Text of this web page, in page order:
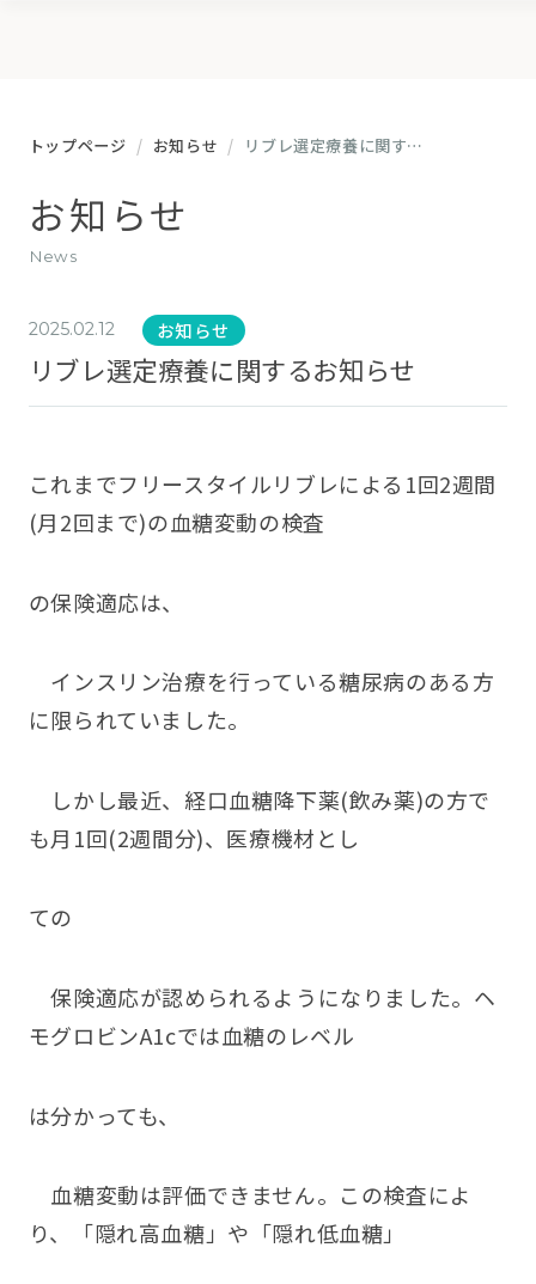
お知らせ
news
トップページ お知らせ リブレ選定療養に関するお知らせ
2025.02.12 お知らせ
リブレ選定療養に関するお知らせ
これまでフリースタイルリブレによる1回2週間
(月2回まで)の血糖変動の検査
の保険適応は、
インスリン治療を行っている糖尿病のある方
に限られていました。
しかし最近、経口血糖降下薬(飲み薬)の方で
も月1回(2週間分)、医療機材とし
ての
保険適応が認められるようになりました。ヘ
モグロビンA1cでは血糖のレベル
は分かっても、
血糖変動は評価できません。この検査によ
り、「隠れ高血糖」や「隠れ低血糖」